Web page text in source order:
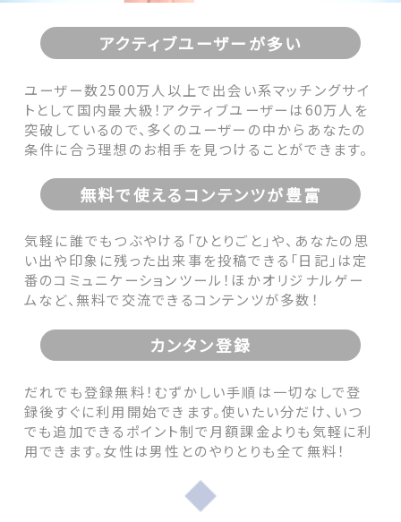
アクティブユーザーが多い
ユーザー数2500万人以上で出会い系マッチングサイ
トとして国内最大級！アクティブユーザーは60万人を
突破しているので、多くのユーザーの中からあなたの
条件に合う理想のお相手を見つけることができます。
無料で使えるコンテンツが豊富
気軽に誰でもつぶやける「ひとりごと」や、あなたの思
い出や印象に残った出来事を投稿できる「日記」は定
番のコミュニケーションツール！ほかオリジナルゲー
ムなど、無料で交流できるコンテンツが多数！
カンタン登録
だれでも登録無料！むずかしい手順は一切なしで登
録後すぐに利用開始できます。使いたい分だけ、いつ
でも追加できるポイント制で月額課金よりも気軽に利
用できます。女性は男性とのやりとりも全て無料！